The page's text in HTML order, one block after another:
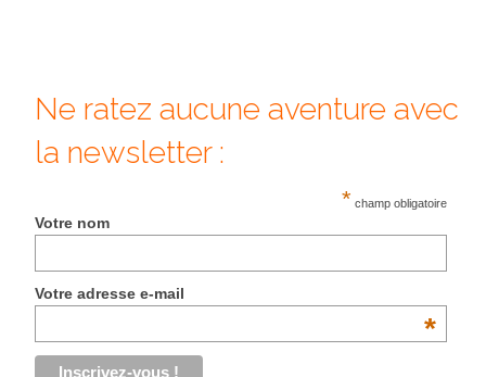
Mont Fuji
Nikko
Cameron Highlands
Ne ratez aucune aventure avec
la newsletter :
* champ obligatoire
Votre nom
Votre adresse e-mail
*